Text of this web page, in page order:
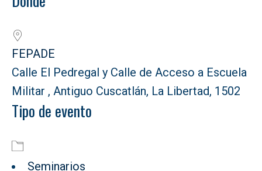
Descargar ICS
FEPADE
Calle El Pedregal y Calle de Acceso a Escuela
Militar , Antiguo Cuscatlán, La Libertad, 1502
Tipo de evento
Seminarios